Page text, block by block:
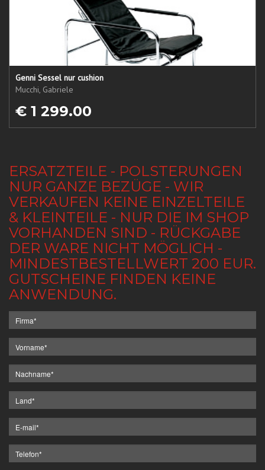
Genni Sessel nur cushion
Mucchi, Gabriele
€ 1 299.00
ERSATZTEILE - POLSTERUNGEN
NUR GANZE BEZÜGE - WIR
VERKAUFEN KEINE EINZELTEILE
& KLEINTEILE - NUR DIE IM SHOP
VORHANDEN SIND - RÜCKGABE
DER WARE NICHT MÖGLICH -
MINDESTBESTELLWERT 200 EUR.
GUTSCHEINE FINDEN KEINE
ANWENDUNG.